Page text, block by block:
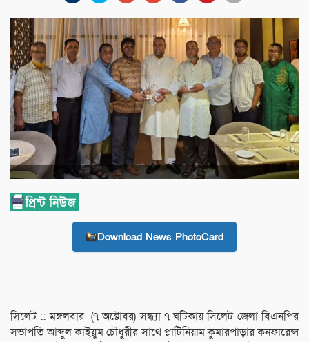
Download News PhotoCard
সিলেট :: মঙ্গলবার (৭ অক্টোবর) সন্ধ্যা ৭ ঘটিকায় সিলেট জেলা বিএনপির
সভাপতি আব্দুল কাইয়ুম চৌধুরীর সাথে প্লাটিনিয়াম কুমারপাড়ার কনফারেন্স